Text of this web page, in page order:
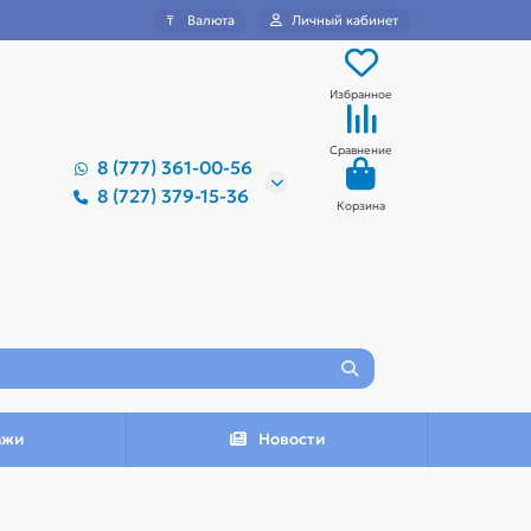
₸ Валюта Личный кабинет
8 (777) 361-00-56
8 (727) 379-15-36
Избранное
Сравнение
Корзина
Новости